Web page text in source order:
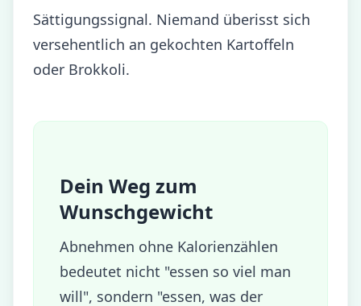
Sättigungssignal. Niemand überisst sich
versehentlich an gekochten Kartoffeln
oder Brokkoli.
Dein Weg zum
Wunschgewicht
Abnehmen ohne Kalorienzählen
bedeutet nicht "essen so viel man
will", sondern "essen, was der